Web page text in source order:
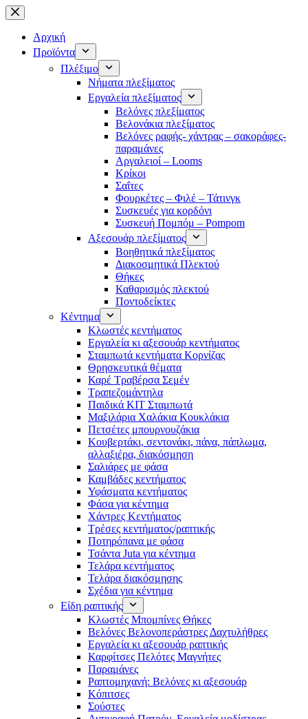
Μετάβαση
στο
περιεχόμενο
Αρχική
Προϊόντα
Πλέξιμο
Νήματα πλεξίματος
Εργαλεία πλεξίματος
Βελόνες πλεξίματος
Βελονάκια πλεξίματος
Βελόνες ραφής- χάντρας – σακοράφες-
παραμάνες
Αργαλειοί – Looms
Κρίκοι
Σαΐτες
Φουρκέτες – Φιλέ – Τάτινγκ
Συσκευές για κορδόνι
Συσκευή Πομπόμ – Pompom
Αξεσουάρ πλεξίματος
Βοηθητικά πλεξίματος
Διακοσμητικά Πλεκτού
Θήκες
Καθαρισμός πλεκτού
Ποντοδείκτες
Κέντημα
Κλωστές κεντήματος
Eργαλεία κι αξεσουάρ κεντήματος
Σταμπωτά κεντήματα Κορνίζας
Θρησκευτικά θέματα
Καρέ Τραβέρσα Σεμέν
Τραπεζομάντηλα
Παιδικά KIT Σταμπωτά
Μαξιλάρια Χαλάκια Κουκλάκια
Πετσέτες μπουρνουζάκια
Κουβερτάκι, σεντονάκι, πάνα, πάπλωμα,
αλλαξιέρα, διακόσμηση
Σαλιάρες με φάσα
Καμβάδες κεντήματος
Υφάσματα κεντήματος
Φάσα για κέντημα
Χάντρες Κεντήματος
Τρέσες κεντήματος/ραπτικής
Ποτηρόπανα με φάσα
Τσάντα Juta για κέντημα
Τελάρα κεντήματος
Τελάρα διακόσμησης
Σχέδια για κέντημα
Είδη ραπτικής
Κλωστές Μπομπίνες Θήκες
Βελόνες Βελονοπεράστρες Δαχτυλήθρες
Εργαλεία κι αξεσουάρ ραπτικής
Καρφίτσες Πελότες Μαγνήτες
Παραμάνες
Ραπτομηχανή: Βελόνες κι αξεσουάρ
Κόπιτσες
Σούστες